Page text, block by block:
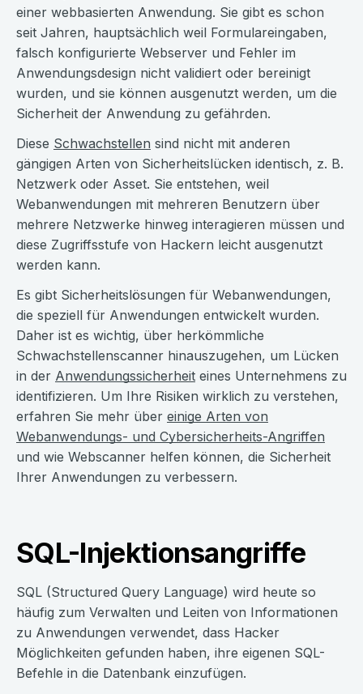
einer webbasierten Anwendung. Sie gibt es schon
seit Jahren, hauptsächlich weil Formulareingaben,
falsch konfigurierte Webserver und Fehler im
Anwendungsdesign nicht validiert oder bereinigt
wurden, und sie können ausgenutzt werden, um die
Sicherheit der Anwendung zu gefährden.
Diese Schwachstellen sind nicht mit anderen
gängigen Arten von Sicherheitslücken identisch, z. B.
Netzwerk oder Asset. Sie entstehen, weil
Webanwendungen mit mehreren Benutzern über
mehrere Netzwerke hinweg interagieren müssen und
diese Zugriffsstufe von Hackern leicht ausgenutzt
werden kann.
Es gibt Sicherheitslösungen für Webanwendungen,
die speziell für Anwendungen entwickelt wurden.
Daher ist es wichtig, über herkömmliche
Schwachstellenscanner hinauszugehen, um Lücken
in der Anwendungssicherheit eines Unternehmens zu
identifizieren. Um Ihre Risiken wirklich zu verstehen,
erfahren Sie mehr über einige Arten von
Webanwendungs- und Cybersicherheits-Angriffen
und wie Webscanner helfen können, die Sicherheit
Ihrer Anwendungen zu verbessern.
SQL-Injektionsangriffe
SQL (Structured Query Language) wird heute so
häufig zum Verwalten und Leiten von Informationen
zu Anwendungen verwendet, dass Hacker
Möglichkeiten gefunden haben, ihre eigenen SQL-
Befehle in die Datenbank einzufügen.